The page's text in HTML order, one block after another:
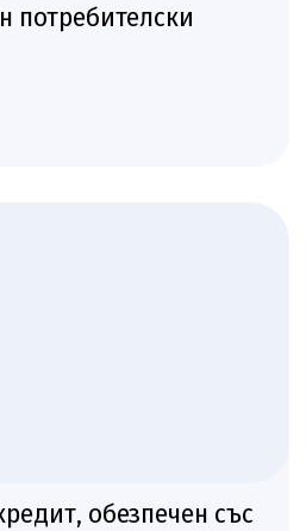
потребителски
обезпечен със